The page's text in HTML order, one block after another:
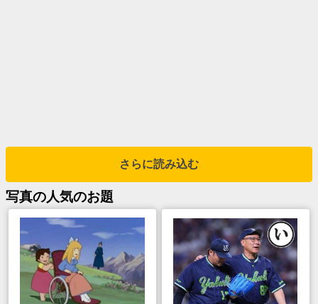
さらに読み込む
写真の人気のお題